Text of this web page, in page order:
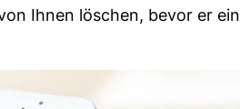
Ihnen löschen, bevor er ein